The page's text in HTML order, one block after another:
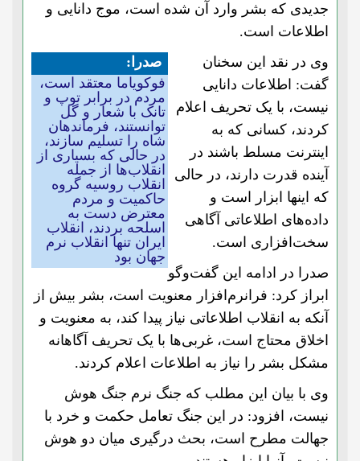
جدیدی که بشر وارد آن شده است، موج دانایی و
اطلاعات است.
صدرا:
فوکویاما معتقد است،
مردم در برابر توپ و
تانک با شعار و گل
توانستند، فرماندهان
شاه را تسلیم سازند،
در حالی که بسیاری از
انقلاب‌ها از جمله
انقلاب روسیه گروه
حاکمیت و مردم
معترض دست به
اسلحه بردند، انقلاب
ایران تنها انقلاب نرم
جهان بود
وی در نقد این سخنان
گفت: اطلاعات دانایی
نیست، با یک تحریف اعلام
کردند، کسانی که به
اینترنت مسلط باشند در
آینده قدرت دارند، در حالی
که اینها ابزار است و
داده‌های اطلاعاتی آگاهی
سخت‌افزاری است.
صدرا در ادامه این گفت‌و‌گو
ابراز کرد: فرانرم‌افزار معنویت است، بشر بیش از
آنکه به انقلاب اطلاعاتی نیاز پیدا کند، به معنویت و
اخلاق محتاج است، غربی‌ها با یک تحریف آگاهانه
مشکل بشر را نیاز به اطلاعات اعلام کردند.
وی با بیان این مطلب که جنگ نرم جنگ هوش
نیست، افزود: در این جنگ تعامل حکمت و خرد با
جهالت مطرح است، بحث درگیری میان دو هوش